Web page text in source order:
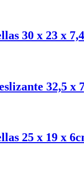
30 x 23 x
32,5 x
25 x 19 x